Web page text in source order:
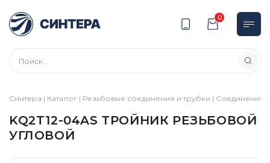
0
Синтера | Каталог | Резьбовые соединения и трубки | Соединения
KQ2T12-04AS ТРОЙНИК РЕЗЬБОВОЙ
УГЛОВОЙ